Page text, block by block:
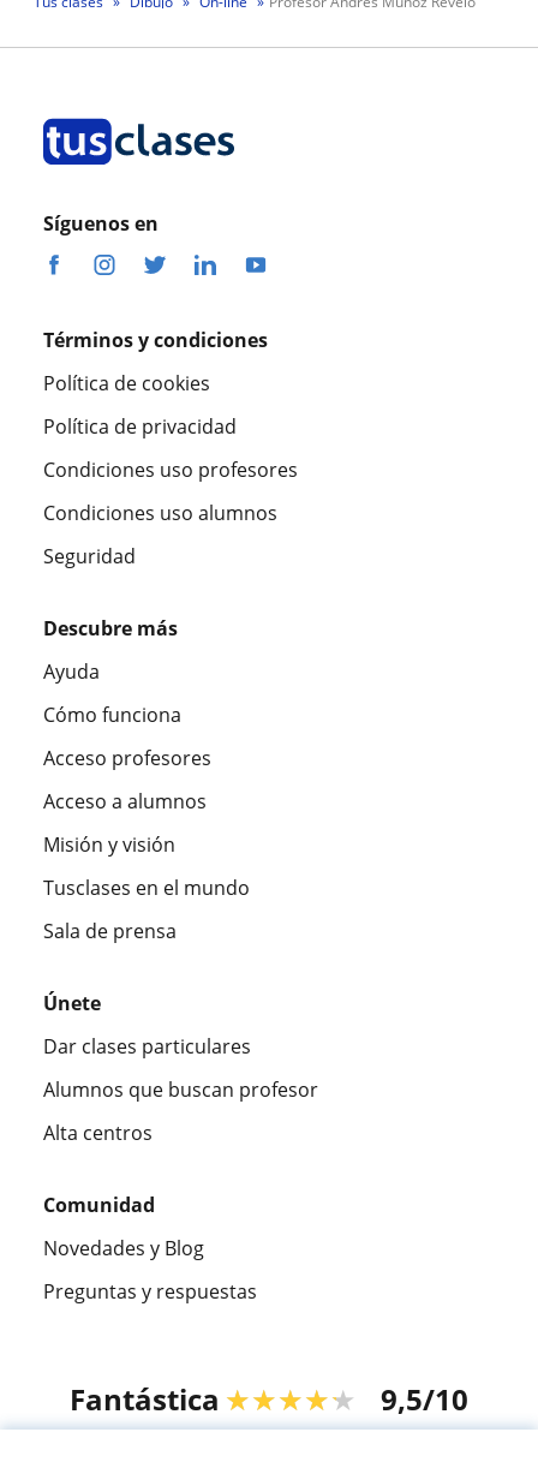
Síguenos en
Términos y condiciones
Política de cookies
Política de privacidad
Condiciones uso profesores
Condiciones uso alumnos
Seguridad
Descubre más
Ayuda
Cómo funciona
Acceso profesores
Acceso a alumnos
Misión y visión
Tusclases en el mundo
Sala de prensa
Únete
Dar clases particulares
Alumnos que buscan profesor
Alta centros
Comunidad
Novedades y Blog
Preguntas y respuestas
Fantástica ★★★★★ 9,5/10